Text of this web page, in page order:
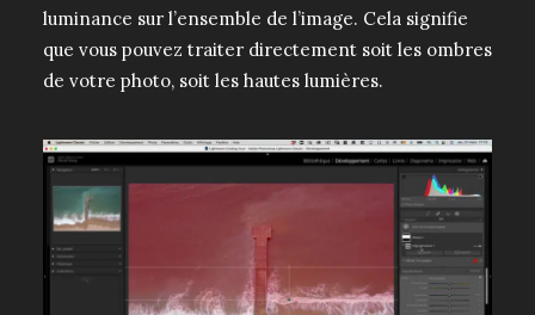
luminance sur l’ensemble de l’image. Cela signifie
que vous pouvez traiter directement soit les ombres
de votre photo, soit les hautes lumières.